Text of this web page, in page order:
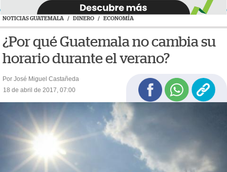
NOTICIAS GUATEMALA / DINERO / ECONOMÍA
¿Por qué Guatemala no cambia su
horario durante el verano?
Por José Miguel Castañeda
18 de abril de 2017, 07:00